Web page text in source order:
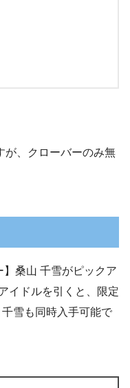
、クローバーのみ無
桑山 千雪がピックア
イドルを引くと、限定
雪も同時入手可能で